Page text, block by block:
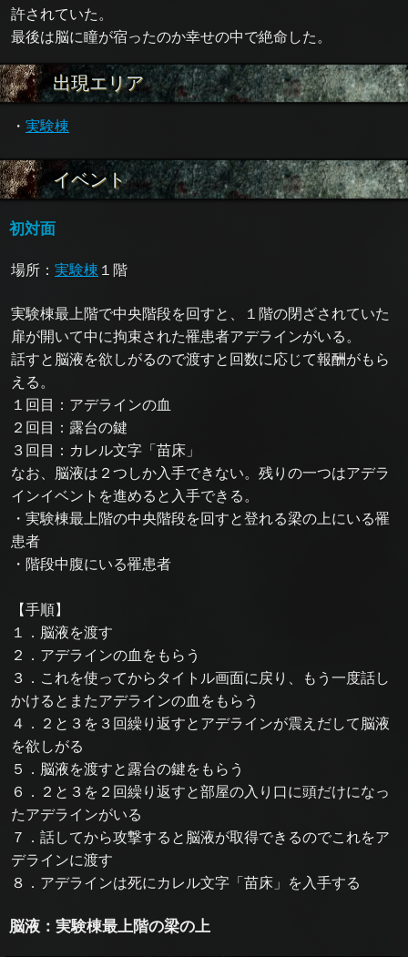
許されていた。
最後は脳に瞳が宿ったのか幸せの中で絶命した。
出現エリア
・ 実験棟
イベント
初対面
場所： 実験棟 １階
実験棟最上階で中央階段を回すと、１階の閉ざされていた
扉が開いて中に拘束された罹患者アデラインがいる。
話すと脳液を欲しがるので渡すと回数に応じて報酬がもら
える。
１回目：アデラインの血
２回目：露台の鍵
３回目：カレル文字「苗床」
なお、脳液は２つしか入手できない。残りの一つはアデラ
インイベントを進めると入手できる。
・実験棟最上階の中央階段を回すと登れる梁の上にいる罹
患者
・階段中腹にいる罹患者
【手順】
１．脳液を渡す
２．アデラインの血をもらう
３．これを使ってからタイトル画面に戻り、もう一度話し
かけるとまたアデラインの血をもらう
４．２と３を３回繰り返すとアデラインが震えだして脳液
を欲しがる
５．脳液を渡すと露台の鍵をもらう
６．２と３を２回繰り返すと部屋の入り口に頭だけになっ
たアデラインがいる
７．話してから攻撃すると脳液が取得できるのでこれをア
デラインに渡す
８．アデラインは死にカレル文字「苗床」を入手する
脳液：実験棟最上階の梁の上